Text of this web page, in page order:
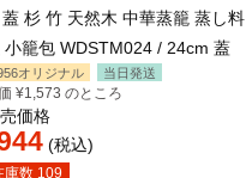
杉 竹 天然木 中華蒸籠 蒸し料
小籠包 WDSTM024 / 24cm 蓋
オリジナル 当日発送
¥1,573 のところ
価格
税込
庫数 109